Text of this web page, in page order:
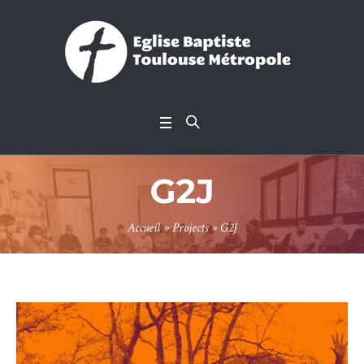
G2J
Accueil»Projects»G2J